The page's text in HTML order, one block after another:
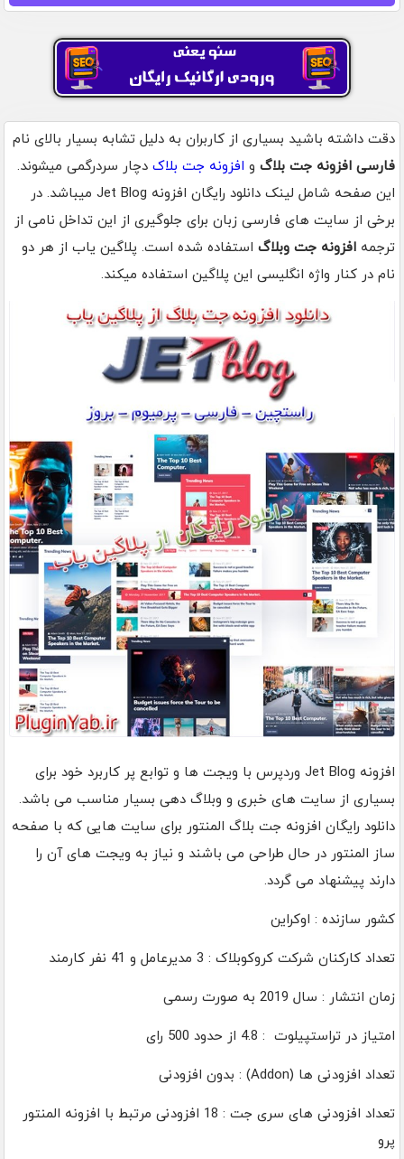
دقت داشته باشید بسیاری از کاربران به دلیل تشابه بسیار بالای نام
فارسی افزونه جت بلاگ و افزونه جت بلاک دچار سردرگمی میشوند.
این صفحه شامل لینک دانلود رایگان افزونه Jet Blog میباشد. در
برخی از سایت های فارسی زبان برای جلوگیری از این تداخل نامی از
ترجمه افزونه جت وبلاگ استفاده شده است. پلاگین یاب از هر دو
نام در کنار واژه انگلیسی این پلاگین استفاده میکند.
افزونه Jet Blog وردپرس با ویجت ها و توابع پر کاربرد خود برای
بسیاری از سایت های خبری و وبلاگ دهی بسیار مناسب می باشد.
دانلود رایگان افزونه جت بلاگ المنتور برای سایت هایی که با صفحه
ساز المنتور در حال طراحی می باشند و نیاز به ویجت های آن را
دارند پیشنهاد می گردد.
کشور سازنده : اوکراین
تعداد کارکنان شرکت کروکوبلاک : 3 مدیرعامل و 41 نفر کارمند
زمان انتشار : سال 2019 به صورت رسمی
امتیاز در تراستپیلوت : 4.8 از حدود 500 رای
تعداد افزودنی ها (Addon) : بدون افزودنی
تعداد افزودنی های سری جت : 18 افزودنی مرتبط با افزونه المنتور
پرو